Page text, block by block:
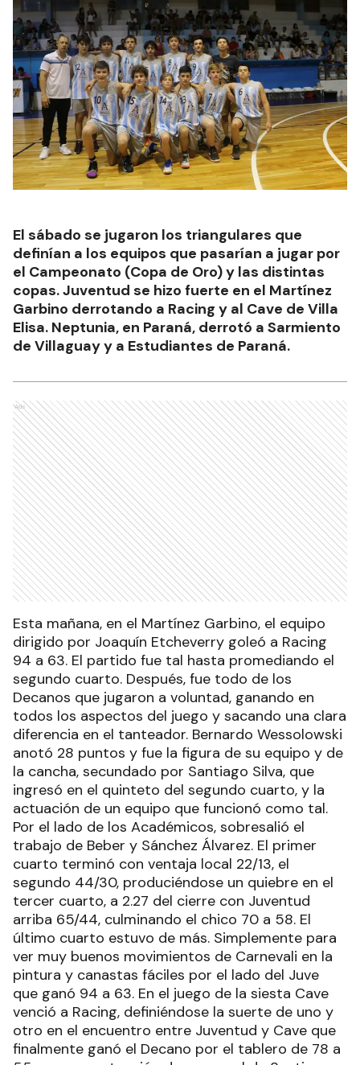
El sábado se jugaron los triangulares que
definían a los equipos que pasarían a jugar por
el Campeonato (Copa de Oro) y las distintas
copas. Juventud se hizo fuerte en el Martínez
Garbino derrotando a Racing y al Cave de Villa
Elisa. Neptunia, en Paraná, derrotó a Sarmiento
de Villaguay y a Estudiantes de Paraná.
Ads
Esta mañana, en el Martínez Garbino, el equipo
dirigido por Joaquín Etcheverry goleó a Racing
94 a 63. El partido fue tal hasta promediando el
segundo cuarto. Después, fue todo de los
Decanos que jugaron a voluntad, ganando en
todos los aspectos del juego y sacando una clara
diferencia en el tanteador. Bernardo Wessolowski
anotó 28 puntos y fue la figura de su equipo y de
la cancha, secundado por Santiago Silva, que
ingresó en el quinteto del segundo cuarto, y la
actuación de un equipo que funcionó como tal.
Por el lado de los Académicos, sobresalió el
trabajo de Beber y Sánchez Álvarez. El primer
cuarto terminó con ventaja local 22/13, el
segundo 44/30, produciéndose un quiebre en el
tercer cuarto, a 2.27 del cierre con Juventud
arriba 65/44, culminando el chico 70 a 58. El
último cuarto estuvo de más. Simplemente para
ver muy buenos movimientos de Carnevali en la
pintura y canastas fáciles por el lado del Juve
que ganó 94 a 63. En el juego de la siesta Cave
venció a Racing, definiéndose la suerte de uno y
otro en el encuentro entre Juventud y Cave que
finalmente ganó el Decano por el tablero de 78 a